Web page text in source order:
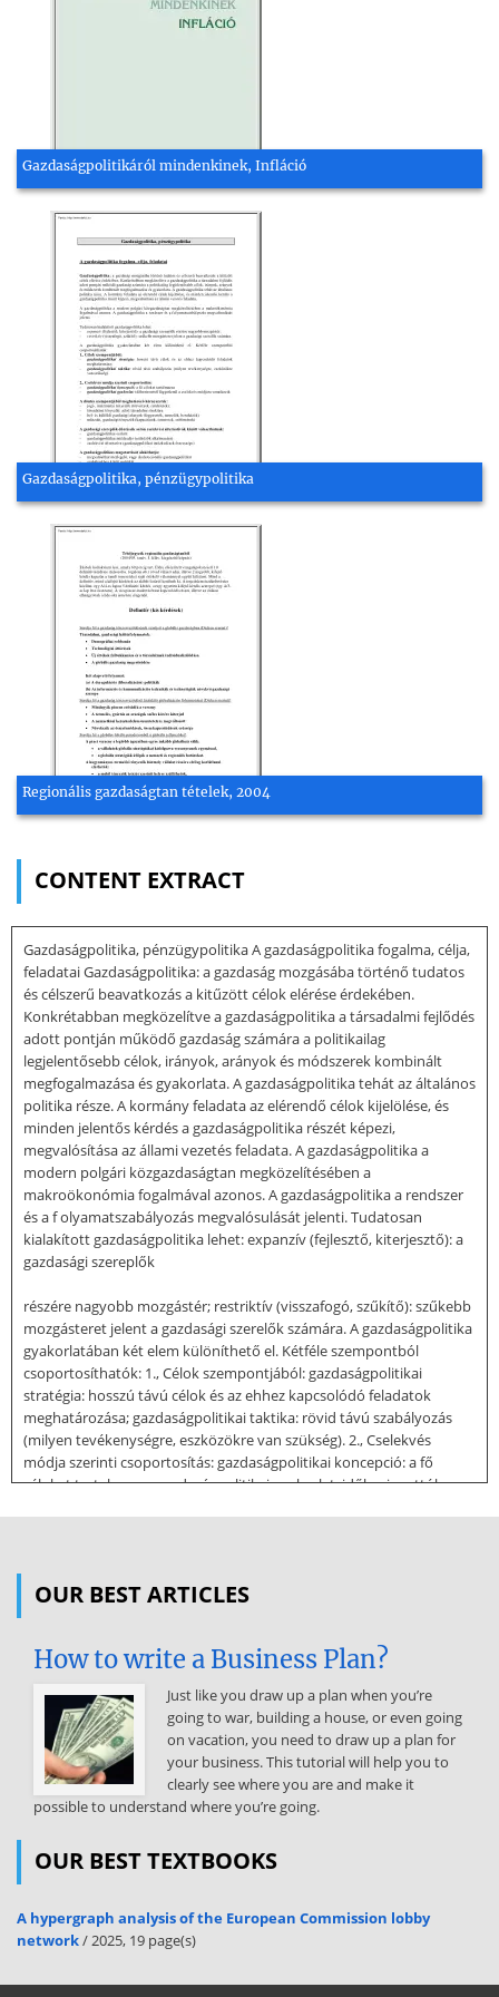
Gazdaságpolitikáról mindenkinek, Infláció
Gazdaságpolitika, pénzügypolitika
Regionális gazdaságtan tételek, 2004
CONTENT EXTRACT
Gazdaságpolitika, pénzügypolitika A gazdaságpolitika fogalma, célja,
feladatai Gazdaságpolitika: a gazdaság mozgásába történő tudatos
és célszerű beavatkozás a kitűzött célok elérése érdekében.
Konkrétabban megközelítve a gazdaságpolitika a társadalmi fejlődés
adott pontján működő gazdaság számára a politikailag
legjelentősebb célok, irányok, arányok és módszerek kombinált
megfogalmazása és gyakorlata. A gazdaságpolitika tehát az általános
politika része. A kormány feladata az elérendő célok kijelölése, és
minden jelentős kérdés a gazdaságpolitika részét képezi,
megvalósítása az állami vezetés feladata. A gazdaságpolitika a
modern polgári közgazdaságtan megközelítésében a
makroökonómia fogalmával azonos. A gazdaságpolitika a rendszer
és a f olyamatszabályozás megvalósulását jelenti. Tudatosan
kialakított gazdaságpolitika lehet: expanzív (fejlesztő, kiterjesztő): a
gazdasági szereplők
részére nagyobb mozgástér; restriktív (visszafogó, szűkítő): szűkebb
mozgásteret jelent a gazdasági szerelők számára. A gazdaságpolitika
gyakorlatában két elem különíthető el. Kétféle szempontból
csoportosíthatók: 1., Célok szempontjából: gazdaságpolitikai
stratégia: hosszú távú célok és az ehhez kapcsolódó feladatok
meghatározása; gazdaságpolitikai taktika: rövid távú szabályozás
(milyen tevékenységre, eszközökre van szükség). 2., Cselekvés
módja szerinti csoportosítás: gazdaságpolitikai koncepció: a fő
célokat tartalmazza gazdaságpolitikai gyakorlat: időhorizonttól
műszaki, gazdasági tényezők (kapacitások, ismeretek,
alternatívák között választhatnak: gazdaságpolitikai eszköz
alternatíva (gazdaságpolitikai intézkedések összessége) A
gazdaságpolitikus magatartását alakíthatja: megvalósíthat
mérlegelő, vagy diszkrecionális gazdaságpolitikát szabályokhoz
kötött politikát automatikus gazdasági szabályozás vagy
automatizmus A gazdaságpolitikai eszközrendszer csoportosítása:
1., Magatartásra utasító eszközök: amelyek betartása előírásjellegű
bér- és munkaerő politika, külgazdasági politika. 2., Magatartást
folyamatszabályozási politika: költségvetési politika, pénz-, hitel- és
árfolyampolitika információs
OUR BEST ARTICLES
How to write a Business Plan?
Just like you draw up a plan when you’re
going to war, building a house, or even going
on vacation, you need to draw up a plan for
your business. This tutorial will help you to
clearly see where you are and make it
possible to understand where you’re going.
OUR BEST TEXTBOOKS
A hypergraph analysis of the European Commission lobby
network/ 2025, 19 page(s)